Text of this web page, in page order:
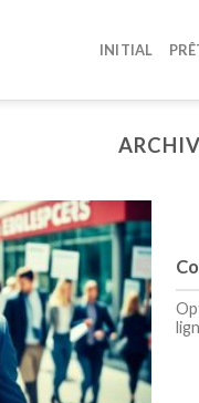
INITIAL